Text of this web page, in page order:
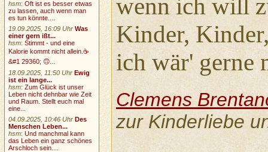
wenn ich will
Kinder,
ich wär' gerne
Clemens
zur Kinderliebe
hsm:Oft ist es besser etwas
zu lassen, auch wenn man
es tun könnte....
19.09.2025, 16:09 Uhr Was
einer gern ißt...
hsm:Stimmt - und eine
Kalorie kommt nicht allein.☕
&#1 29360; 🙃...
18.09.2025, 11:50 Uhr Ewig
ist ein lange...
hsm:Zum Glück ist unser
Leben nicht dehnbar wie Zeit
und Raum. Stellt euch mal
eine...
04.09.2025, 10:46 Uhr Des
Menschen Leben...
hsm:Und manchmal kann
das Leben ein ganz schönes
Arschloch sein....